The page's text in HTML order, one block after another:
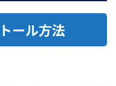
ール方法